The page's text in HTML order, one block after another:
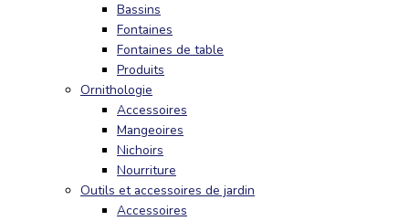
Bassins
Fontaines
Fontaines de table
Produits
Ornithologie
Accessoires
Mangeoires
Nichoirs
Nourriture
Outils et accessoires de jardin
Accessoires